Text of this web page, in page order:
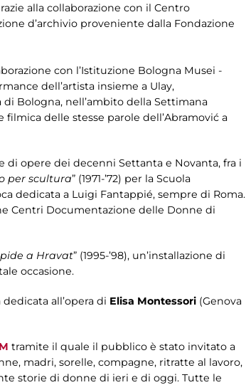
alla collaborazione con il Centro
d’archivio proveniente dalla Fondazione
con l’Istituzione Bologna Musei -
dell’artista insieme a Ulay,
di Bologna, nell’ambito della Settimana
delle stesse parole dell’Abramović a
di opere dei decenni Settanta e Novanta, fra i
per scultura” (1971-’72) per la Scuola
dedicata a Luigi Fantappié, sempre di Roma.
Centri Documentazione delle Donne di
a Hravat” (1995-’98), un’installazione di
occasione.
all’opera di Elisa Montessori (Genova
tramite il quale il pubblico è stato invitato a
madri, sorelle, compagne, ritratte al lavoro,
storie di donne di ieri e di oggi. Tutte le